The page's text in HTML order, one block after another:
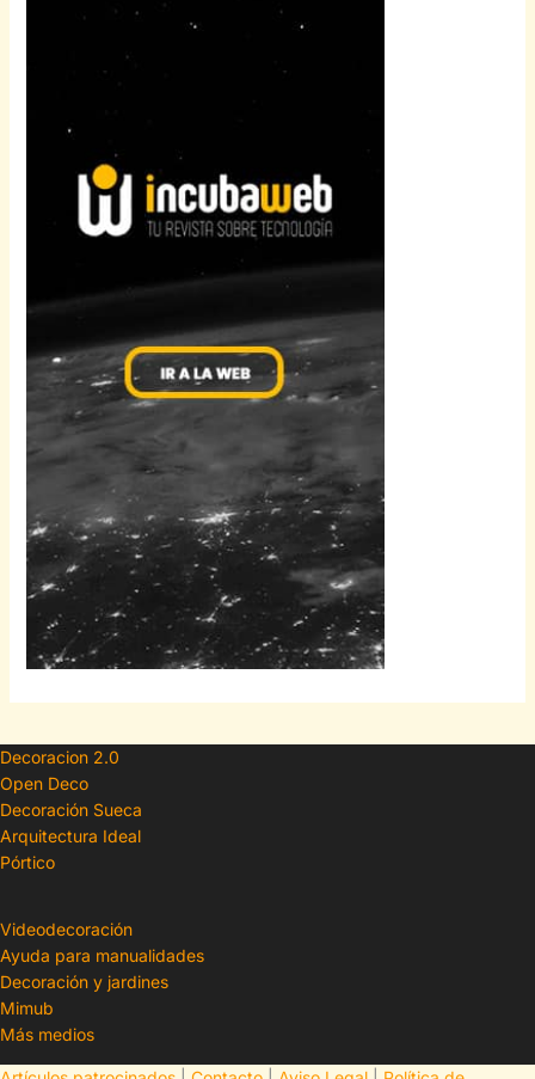
Decoracion 2.0
Open Deco
Decoración Sueca
Arquitectura Ideal
Pórtico
Videodecoración
Ayuda para manualidades
Decoración y jardines
Mimub
Más medios